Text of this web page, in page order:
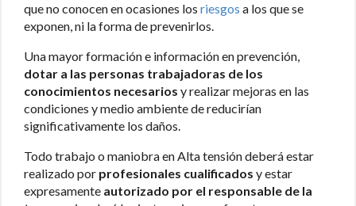
que no conocen en ocasiones los riesgos a los que se
exponen, ni la forma de prevenirlos.
Una mayor formación e información en prevención,
dotar a las personas trabajadoras de los
conocimientos necesarios y realizar mejoras en las
condiciones y medio ambiente de reducirían
significativamente los daños.
Todo trabajo o maniobra en Alta tensión deberá estar
realizado por profesionales cualificados y estar
expresamente autorizado por el responsable de la